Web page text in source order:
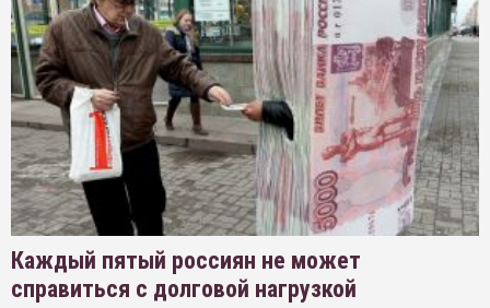
Каждый пятый россиян не может
справиться с долговой нагрузкой